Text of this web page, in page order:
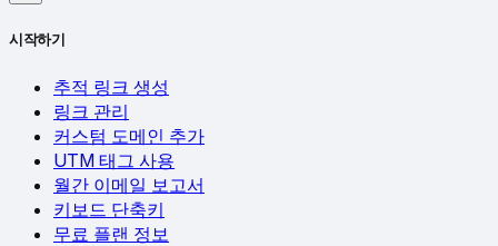
시작하기
추적 링크 생성
링크 관리
커스텀 도메인 추가
UTM 태그 사용
월간 이메일 보고서
키보드 단축키
무료 플랜 정보